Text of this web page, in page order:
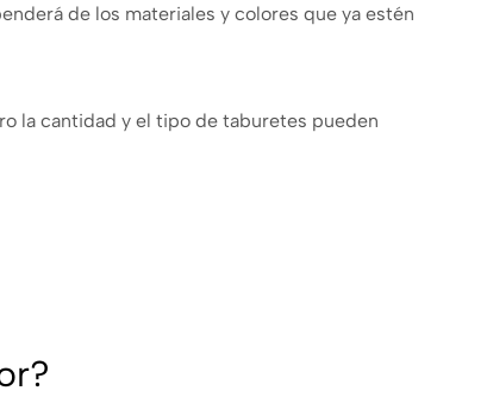
de los materiales y colores que ya estén
la cantidad y el tipo de taburetes pueden